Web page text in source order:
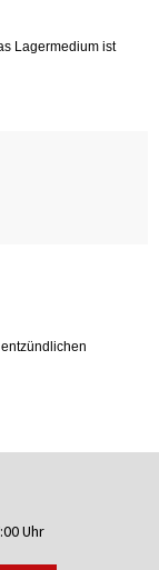
Lagermedium ist
Uhr